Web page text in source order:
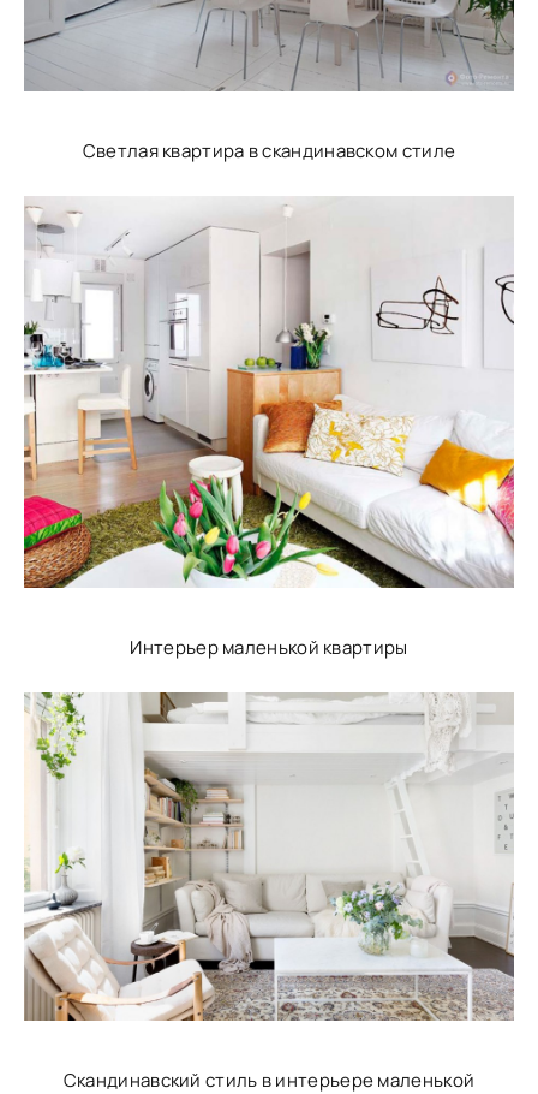
Светлая квартира в скандинавском стиле
Интерьер маленькой квартиры
Скандинавский стиль в интерьере маленькой